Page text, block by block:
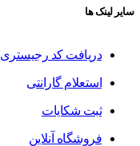
سایر لینک ها
دریافت کد رجیستری
استعلام گارانتی
ثبت شکایات
فروشگاه آنلاین